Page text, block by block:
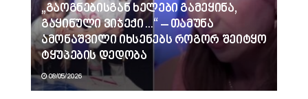
„გაოგნებისგან ხელები გამეყინა,
გაყინული ვიჯექი…“ – თამუნა
ამონაშვილი იხსენებს როგორ შეიტყო
ტყუპების დედობა
08/05/2026